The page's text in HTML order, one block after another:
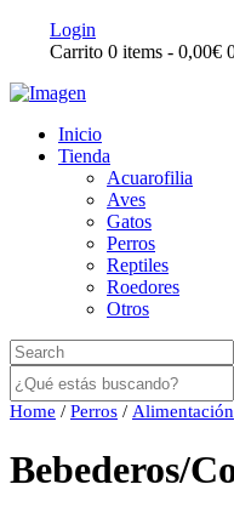
Login
Carrito 0 items - 0,00€
Inicio
Tienda
Acuarofilia
Aves
Gatos
Perros
Reptiles
Roedores
Otros
Buscar
Home / Perros / Alimentación
Bebederos/